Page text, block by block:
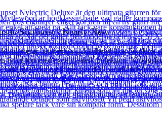
Sunburst - Nearly New
hantverksskickligheten hos
fyllig ton med exceptionell projektion.
förstärkning vilket gör den perfekt för live